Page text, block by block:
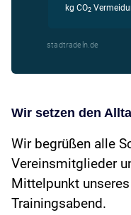
Wir setzen den
Wir begrüßen alle
Vereinsmitglieder
Mittelpunkt
Trainingsabend.